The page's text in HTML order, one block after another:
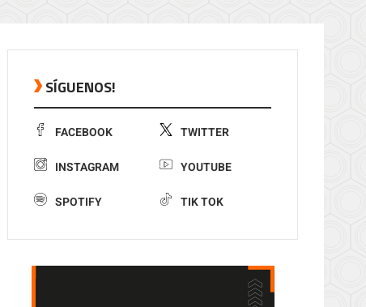
SÍGUENOS!
FACEBOOK TWITTER
INSTAGRAM YOUTUBE
SPOTIFY TIK TOK